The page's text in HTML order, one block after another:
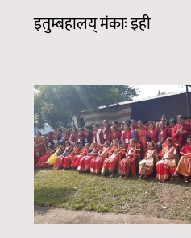
इतुम्बहालय् मंकाः इही